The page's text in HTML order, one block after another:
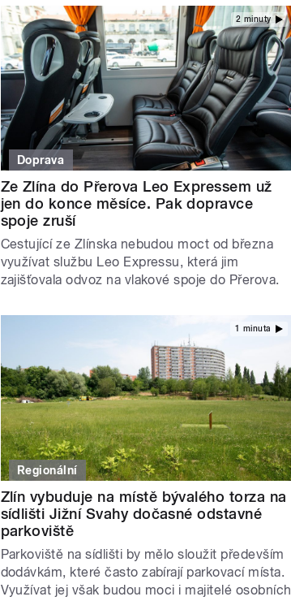
2 minuty
Doprava
Ze Zlína do Přerova Leo Expressem už
jen do konce měsíce. Pak dopravce
spoje zruší
Cestující ze Zlínska nebudou moct od března
využívat službu Leo Expressu, která jim
zajišťovala odvoz na vlakové spoje do Přerova.
1 minuta
Regionální
Zlín vybuduje na místě bývalého torza na
sídlišti Jižní Svahy dočasné odstavné
parkoviště
Parkoviště na sídlišti by mělo sloužit především
dodávkám, které často zabírají parkovací místa.
Využívat jej však budou moci i majitelé osobních